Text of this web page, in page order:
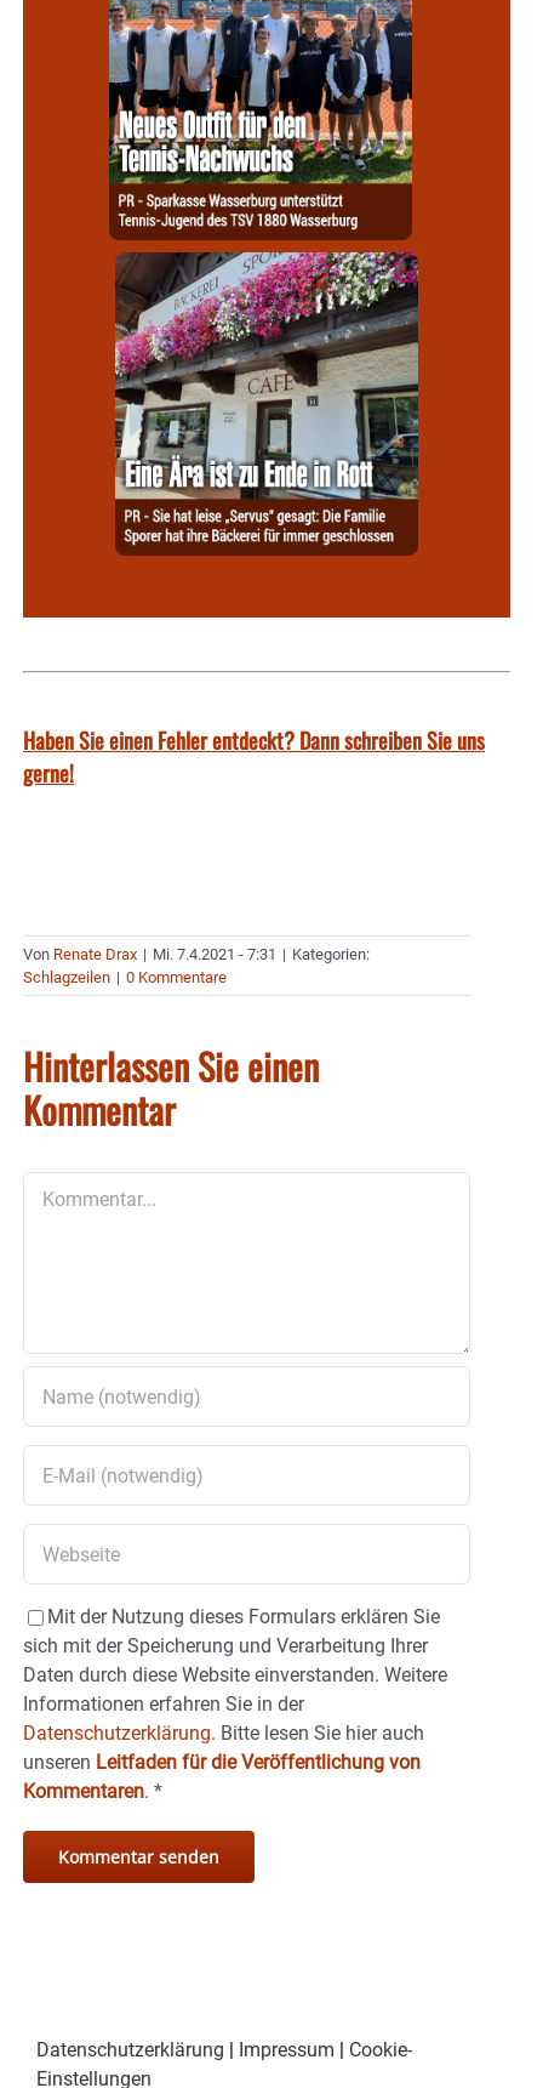
Haben Sie einen Fehler entdeckt? Dann schreiben Sie uns
gerne!
Von Renate Drax | Mi. 7.4.2021 - 7:31 | Kategorien:
Schlagzeilen | 0 Kommentare
Hinterlassen Sie einen
Kommentar
Mit der Nutzung dieses Formulars erklären Sie
sich mit der Speicherung und Verarbeitung Ihrer
Daten durch diese Website einverstanden. Weitere
Informationen erfahren Sie in der
Datenschutzerklärung. Bitte lesen Sie hier auch
unseren Leitfaden für die Veröffentlichung von
Kommentaren. *
Datenschutzerklärung Impressum
Cookie-
Einstellungen